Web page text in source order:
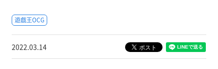
遊戯王OCG
2022.03.14